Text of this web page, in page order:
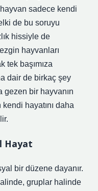
sadece kendi
de bu soruyu
hissiyle de
hayvanları
tek başımıza
dair de birkaç şey
gezen bir hayvanın
hayatını daha
Hayat
bir düzene dayanır.
gruplar halinde